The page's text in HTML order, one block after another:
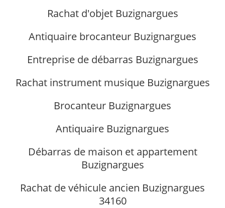
Rachat d'objet Buzignargues
Antiquaire brocanteur Buzignargues
Entreprise de débarras Buzignargues
Rachat instrument musique Buzignargues
Brocanteur Buzignargues
Antiquaire Buzignargues
Débarras de maison et appartement
Buzignargues
Rachat de véhicule ancien Buzignargues
34160